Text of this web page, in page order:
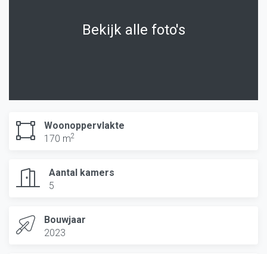
Bekijk alle foto's
Woonoppervlakte
170 m2
Aantal kamers
5
Bouwjaar
2023